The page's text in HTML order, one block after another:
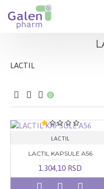
LACTIL
0
LACTIL
LACTIL KAPSULE A56
1.304,10 RSD